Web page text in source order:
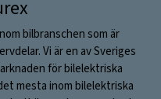
bilbranschen som är
Vi är en av Sveriges
för bilelektriska
mesta inom bilelektriska